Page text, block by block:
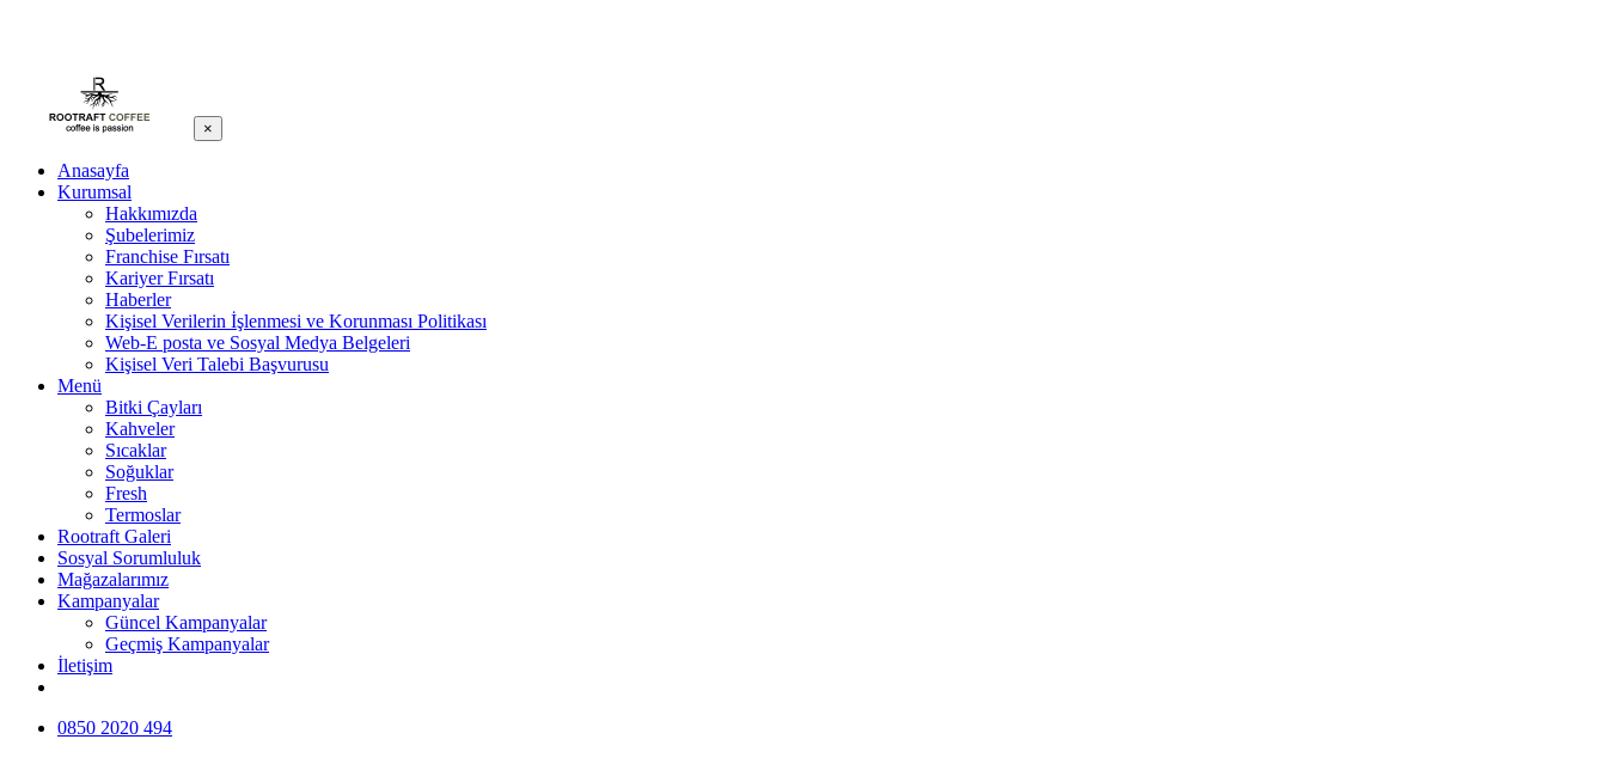
×
Anasayfa
Kurumsal
Hakkımızda
Şubelerimiz
Franchise Fırsatı
Kariyer Fırsatı
Haberler
Kişisel Verilerin İşlenmesi ve Korunması Politikası
Web-E posta ve Sosyal Medya Belgeleri
Kişisel Veri Talebi Başvurusu
Menü
Bitki Çayları
Kahveler
Sıcaklar
Soğuklar
Fresh
Termoslar
Rootraft Galeri
Sosyal Sorumluluk
Mağazalarımız
Kampanyalar
Güncel Kampanyalar
Geçmiş Kampanyalar
İletişim
0850 2020 494